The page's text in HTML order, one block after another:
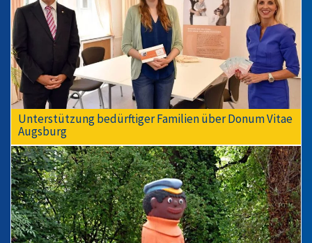
Unterstützung bedürftiger Familien über Donum Vitae
Augsburg